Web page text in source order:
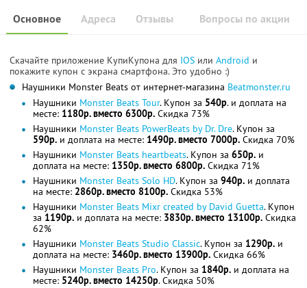
Основное Отзывы Вопросы по акции
Адреса
Скачайте приложение КупиКупона для IOS или Android и
покажите купон с экрана смартфона. Это удобно :)
Наушники Monster Beats от интернет-магазина Beatmonster.ru
Наушники Monster Beats Tour. Купон за 540р. и доплата на
месте: 1180р. вместо 6300р. Скидка 73%
Наушники Monster Beats PowerBeats by Dr. Dre. Купон за
590р. и доплата на месте: 1490р. вместо 7000р. Скидка 70%
Наушники Monster Beats heartbeats. Купон за 650р. и
доплата на месте: 1350р. вместо 6800р. Скидка 71%
Наушники Monster Beats Solo HD. Купон за 940р. и доплата
на месте: 2860р. вместо 8100р. Скидка 53%
Наушники Monster Beats Mixr created by David Guetta. Купон
за 1190р. и доплата на месте: 3830р. вместо 13100р. Скидка
62%
Наушники Monster Beats Studio Classic. Купон за 1290р. и
доплата на месте: 3460р. вместо 13900р. Скидка 66%
Наушники Monster Beats Pro. Купон за 1840р. и доплата на
месте: 5240р. вместо 14250р. Скидка 50%